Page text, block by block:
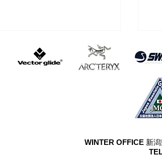
雨
WINTER OFFICE 新